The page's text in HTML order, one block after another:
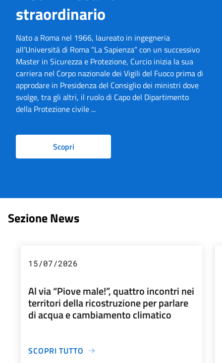
straordinario
Nato a Roma nel 1966, laureato in ingegneria
all’Università di Roma “La Sapienza” con un successivo
Master in Sicurezza e Protezione, Curcio inizia la sua
carriera nel Corpo nazionale dei Vigili del Fuoco prima di
approdare in Presidenza del Consiglio dei ministri dove
svolge, tra gli altri, il ruolo di Capo del Dipartimento
della Protezione civile ...
Scopri
Sezione News
15/07/2026
Al via “Piove male!”, quattro incontri nei
territori della ricostruzione per parlare
di acqua e cambiamento climatico
SCOPRI TUTTO